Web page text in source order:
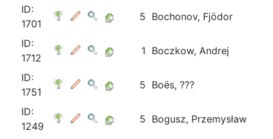
ID:
1701
5 Bochonov, Fjödor
ID:
1712
1 Boczkow, Andrej
ID:
1751
5 Boës, ???
ID:
1249
5 Bogusz, Przemysław